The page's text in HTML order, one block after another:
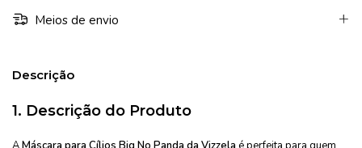
Meios de envio
Descrição
1. Descrição do Produto